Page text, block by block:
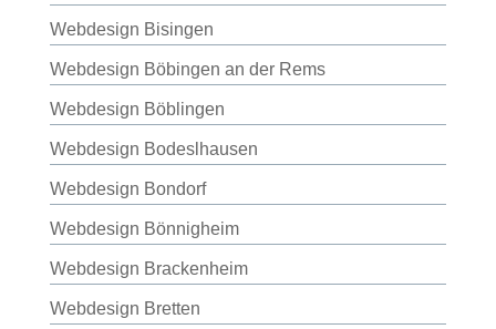
Webdesign Bisingen
Webdesign Böbingen an der Rems
Webdesign Böblingen
Webdesign Bodeslhausen
Webdesign Bondorf
Webdesign Bönnigheim
Webdesign Brackenheim
Webdesign Bretten